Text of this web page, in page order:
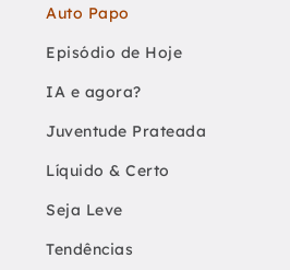
Auto Papo
Episódio de Hoje
IA e agora?
Juventude Prateada
Líquido & Certo
Seja Leve
Tendências